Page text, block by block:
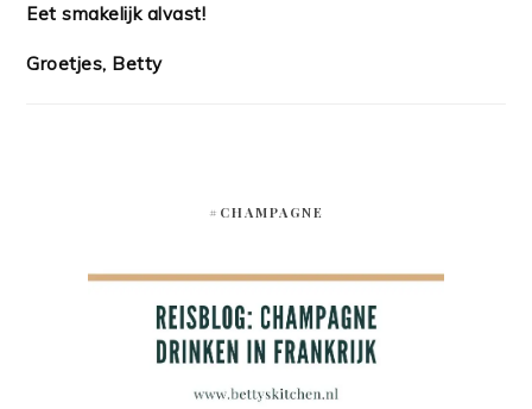
Eet smakelijk alvast!
Groetjes, Betty
#CHAMPAGNE